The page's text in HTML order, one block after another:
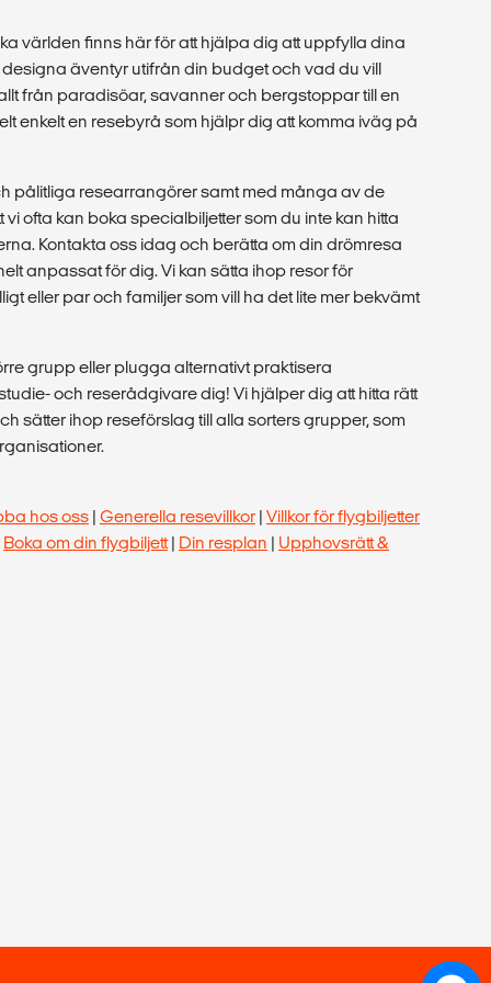
världen finns här för att hjälpa dig att uppfylla dina
äventyr utifrån din budget och vad du vill
från paradisöar, savanner och bergstoppar till en
enkelt en resebyrå som hjälpr dig att komma iväg på
pålitliga researrangörer samt med många av de
ofta kan boka specialbiljetter som du inte kan hitta
Kontakta oss idag och berätta om din drömresa
anpassat för dig. Vi kan sätta ihop resor för
eller par och familjer som vill ha det lite mer bekvämt
grupp eller plugga alternativt praktisera
och reserådgivare dig! Vi hjälper dig att hitta rätt
sätter ihop reseförslag till alla sorters grupper, som
hos oss | Generella resevillkor | Villkor för flygbiljetter
Boka om din flygbiljett| Din resplan | Upphovsrätt &